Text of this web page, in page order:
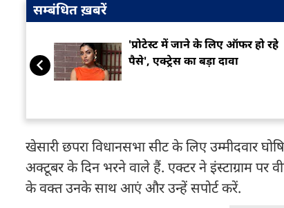
सम्बंधित ख़बरें
'प्रोटेस्ट में जाने के लिए ऑफर हो रहे
पैसे', एक्ट्रेस का बड़ा दावा
खेसारी छपरा विधानसभा सीट के लिए उम्मीदवार
अक्टूबर के दिन भरने वाले हैं. एक्टर ने इंस्टाग्राम
के वक्त उनके साथ आएं और उन्हें सपोर्ट करें.